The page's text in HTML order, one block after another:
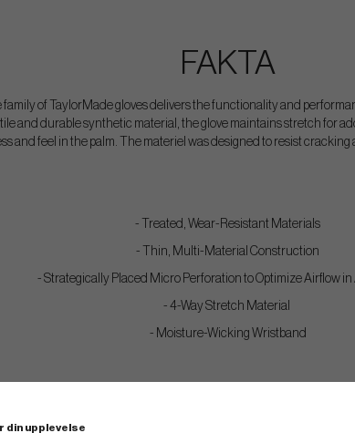
FAKTA
family of TaylorMade gloves delivers the functionality and
and durable synthetic material, the glove maintains stretch for
and feel in the palm. The materiel was designed to resist cracking
- Treated, Wear-Resistant Materials
- Thin, Multi-Material Construction
- Strategically Placed Micro Perforation to Optimize Airflow
- 4-Way Stretch Material
- Moisture-Wicking Wristband
din upplevelse